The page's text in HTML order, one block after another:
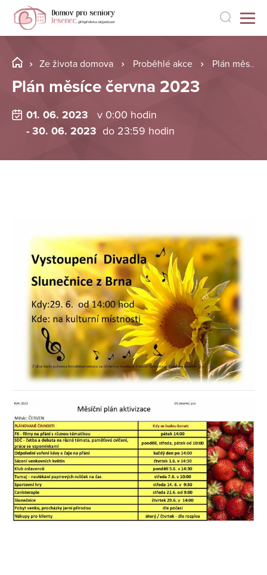
Ze života domova Proběhlé akce Plán měsíce června 2023
Plán měsíce června 2023
01. 06. 2023
v 0:00 hodin
- 30. 06. 2023 do 23:59 hodin